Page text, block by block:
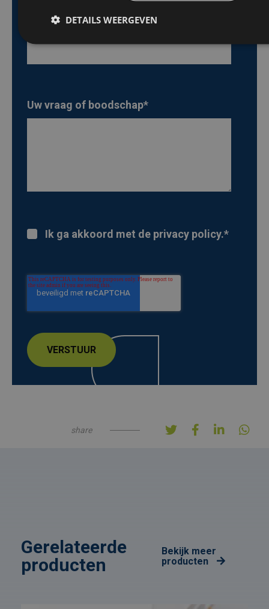
E-mail*
Uw vraag of boodschap*
Ik ga akkoord met de privacy policy.*
share
Gerelateerde
producten
Bekijk meer
producten
DETAILS WEERGEVEN